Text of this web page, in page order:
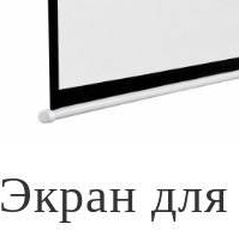
Экран для